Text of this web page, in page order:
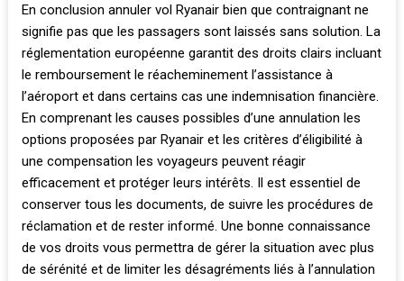
En conclusion annuler vol Ryanair bien que contraignant ne
signifie pas que les passagers sont laissés sans solution. La
réglementation européenne garantit des droits clairs incluant
le remboursement le réacheminement l’assistance à
l’aéroport et dans certains cas une indemnisation financière.
En comprenant les causes possibles d’une annulation les
options proposées par Ryanair et les critères d’éligibilité à
une compensation les voyageurs peuvent réagir
efficacement et protéger leurs intérêts. Il est essentiel de
conserver tous les documents, de suivre les procédures de
réclamation et de rester informé. Une bonne connaissance
de vos droits vous permettra de gérer la situation avec plus
de sérénité et de limiter les désagréments liés à l’annulation